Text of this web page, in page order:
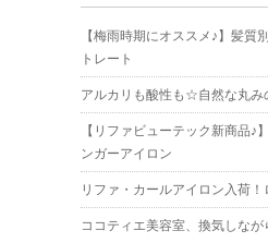
【梅雨時期にオススメ♪】髪質
トレート
アルカリも酸性も☆自然な丸
【リファビューテック新商品♪
ンガーアイロン
リファ・カールアイロン入荷！
ココティエ美容室、換気しなが